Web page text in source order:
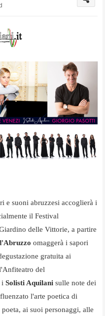
e suoni abruzzesi accoglierà i
il Festival
delle Vittorie, a partire
omaggerà i sapori
gratuita ai
del
i Solisti Aquilani sulle note dei
l'arte poetica di
ai suoi personaggi, alle